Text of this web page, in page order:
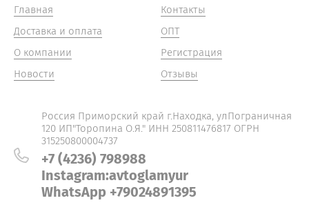
Главная
Доставка и оплата
О компании
Новости
Контакты
ОПТ
Регистрация
Отзывы
Россия Приморский край г.Находка, улПограничная
120 ИП"Торопина О.Я." ИНН 250811476817 ОГРН
315250800004737
+7 (4236) 798988
Instagram:avtoglamyur
WhatsApp +79024891395